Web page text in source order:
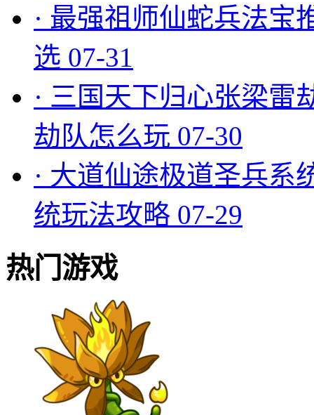
· 最强祖师仙蛇兵法宝
选 07-31
· 三国天下归心张梁雷
劫队怎么玩 07-30
· 大道仙途极道圣兵系
统玩法攻略 07-29
热门游戏